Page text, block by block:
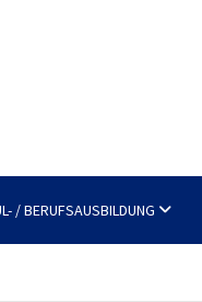
/ BERUFSAUSBILDUNG